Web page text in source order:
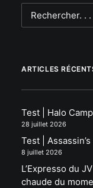
ARTICLES
Test | Halo
28 juillet 2026
Test |
8 juillet 2026
L’Expresso du
chaude du